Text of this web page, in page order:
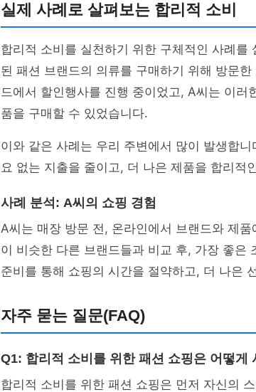
실제 사례로 살펴보는 합리적 소비
합리적 소비를 실천하기 위한 구체적인 사례
된 패션 브랜드의 의류를 구매하기 위해 방문
드에서 할인행사를 진행 중이었고, A씨는 이러
품을 구매할 수 있었습니다.
이와 같은 사례는 우리 주변에서 많이 발생합
요 없는 지출을 줄이고, 더 나은 제품을 합리적
사례 분석: A씨의 쇼핑 경험
A씨는 매장 방문 전, 온라인에서 브랜드와 제
이 비슷한 다른 브랜드들과 비교 후, 가장 좋은
준비를 통해 쇼핑의 시간을 절약하고, 더 나은
자주 묻는 질문(FAQ)
Q1: 합리적 소비를 위한 패션 쇼핑은 어떻게
합리적 소비를 위한 패션 쇼핑은 먼저 자신의